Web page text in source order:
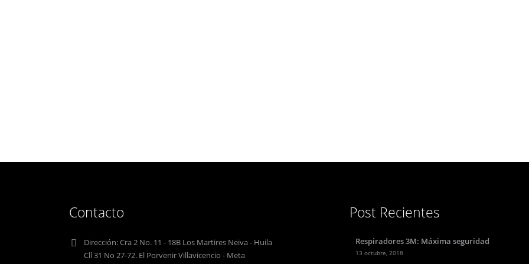
Contacto
Dirección:Cra 2 No. 11 - 18B Los Martires Neiva - Huila
Cll 31 No 27-72. El Porvenir Villavicencio - Meta
Post Recientes
Respiradores 3M: Máxima seguridad
13 octubre, 2018